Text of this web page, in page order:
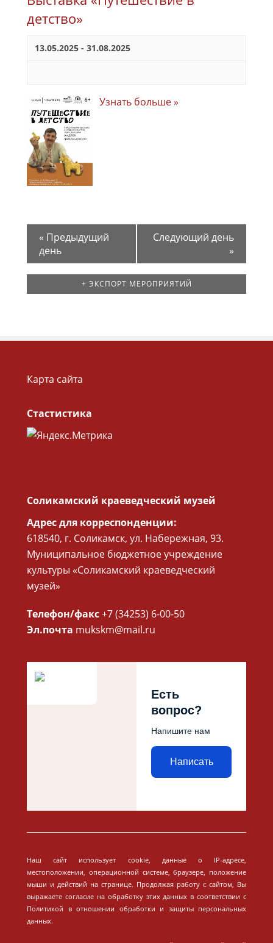
детство»
13.05.2025 - 31.08.2025
Узнать больше »
« Предыдущий
день
Следующий день
»
+ ЭКСПОРТ МЕРОПРИЯТИЙ
Карта сайта
Стастистика
Соликамский краеведческий музей
Адрес для корреспонденции:
618540, г. Соликамск, ул. Набережная, 93.
Муниципальное бюджетное учреждение
культуры «Соликамский краеведческий
музей»
Телефон/факс+7 (34253) 6-00-50
Эл.почта mukskm@mail.ru
Есть
вопрос?
Напишите нам
Написать
Наш сайт использует cookie, данные о IP-адресе,
местоположении, операционной системе, браузере, положение
мыши и действий на странице. Продолжая работу с сайтом, Вы
выражаете согласие на обработку этих данных в соответствии с
Политикой в отношении обработки и защиты персональных
данных.